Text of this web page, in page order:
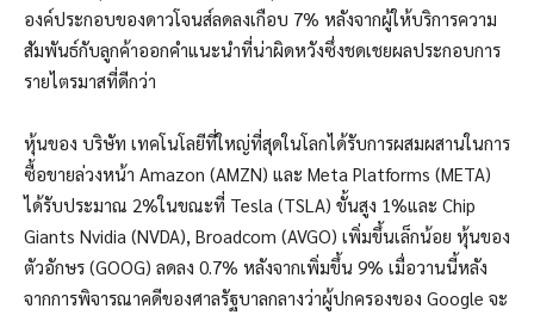
องค์ประกอบของดาวโจนส์ลดลงเกือบ 7% หลังจากผู้ให้บริการความ
สัมพันธ์กับลูกค้าออกคำแนะนำที่น่าผิดหวังซึ่งชดเชยผลประกอบการ
รายไตรมาสที่ดีกว่า
หุ้นของ บริษัท เทคโนโลยีที่ใหญ่ที่สุดในโลกได้รับการผสมผสานในการ
ซื้อขายล่วงหน้า Amazon (AMZN) และ Meta Platforms (META)
ได้รับประมาณ 2%ในขณะที่ Tesla (TSLA) ขั้นสูง 1%และ Chip
Giants Nvidia (NVDA), Broadcom (AVGO) เพิ่มขึ้นเล็กน้อย หุ้นของ
ตัวอักษร (GOOG) ลดลง 0.7% หลังจากเพิ่มขึ้น 9% เมื่อวานนี้หลัง
จากการพิจารณาคดีของศาลรัฐบาลกลางว่าผู้ปกครองของ Google จะ